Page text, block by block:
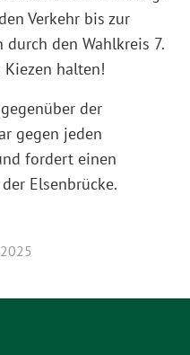
Verkehr bis zur
den Wahlkreis 7.
Kiezen halten!
der
gegen jeden
fordert einen
Elsenbrücke.